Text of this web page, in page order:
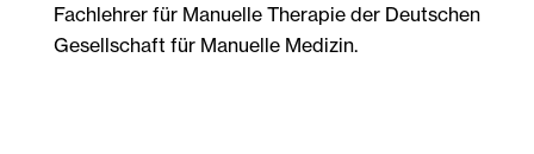
Fachlehrer für Manuelle Therapie der Deutschen
Gesellschaft für Manuelle Medizin.